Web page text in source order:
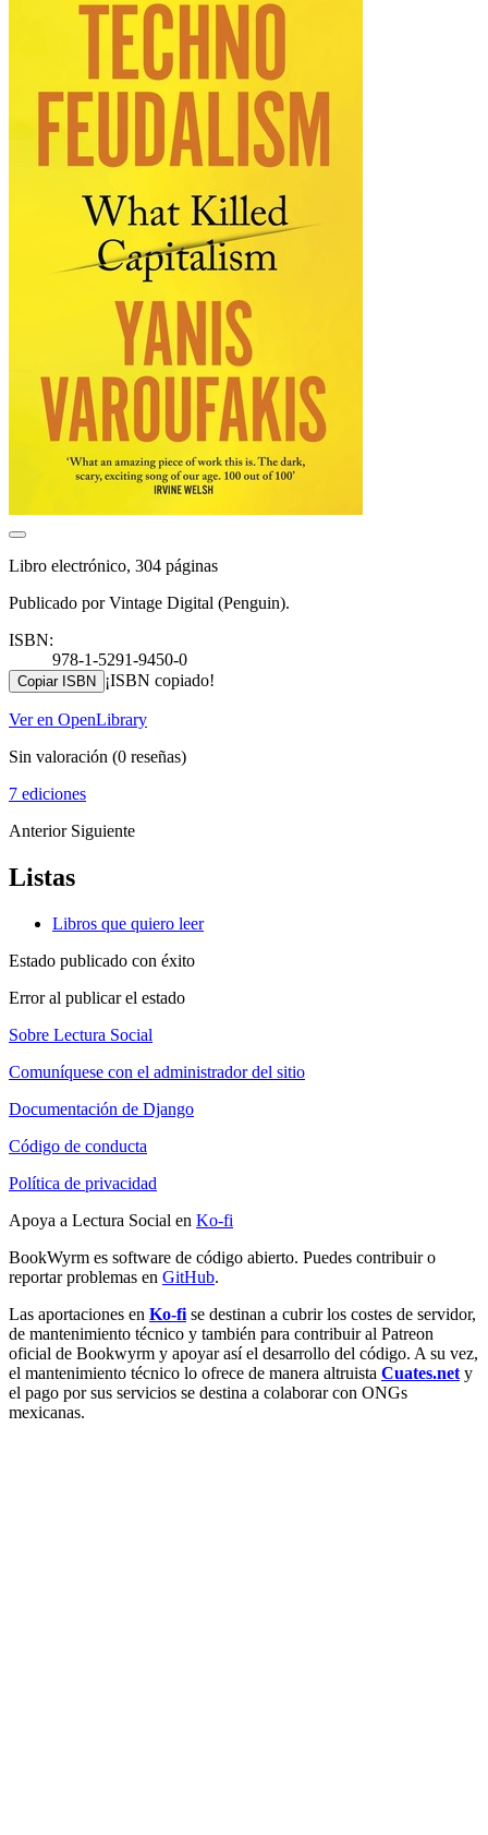
Libro electrónico, 304 páginas
Publicado por Vintage Digital (Penguin).
ISBN:
978-1-5291-9450-0
Copiar ISBN ¡ISBN copiado!
Ver en OpenLibrary
Sin valoración (0 reseñas)
7 ediciones
Anterior Siguiente
Listas
Libros que quiero leer
Estado publicado con éxito
Error al publicar el estado
Sobre Lectura Social
Comuníquese con el administrador del sitio
Documentación de Django
Código de conducta
Política de privacidad
Apoya a Lectura Social en Ko-fi
BookWyrm es software de código abierto. Puedes contribuir o
reportar problemas en GitHub.
Las aportaciones en Ko-fi se destinan a cubrir los costes de servidor,
de mantenimiento técnico y también para contribuir al Patreon
oficial de Bookwyrm y apoyar así el desarrollo del código. A su vez,
el mantenimiento técnico lo ofrece de manera altruista Cuates.net y
el pago por sus servicios se destina a colaborar con ONGs
mexicanas.